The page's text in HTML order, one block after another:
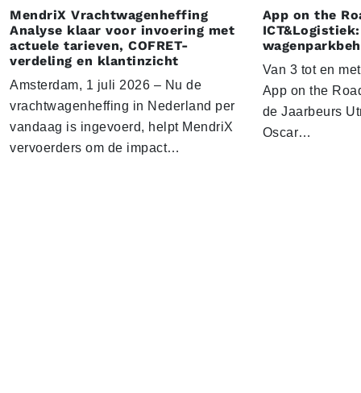
MendriX Vrachtwagenheffing
Analyse klaar voor invoering met
actuele tarieven, COFRET-
verdeling en klantinzicht
Amsterdam, 1 juli 2026 – Nu de
vrachtwagenheffing in Nederland per
vandaag is ingevoerd, helpt MendriX
vervoerders om de impact…
App on the
Van 3 tot en
App on the
de Jaarbeurs
Oscar…